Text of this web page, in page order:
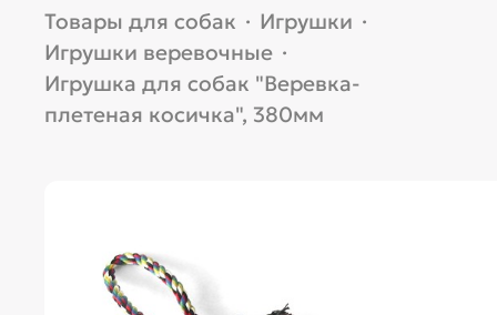
Товары для собак · Игрушки ·
Игрушки веревочные ·
Игрушка для собак "Веревка-
плетеная косичка", 380мм